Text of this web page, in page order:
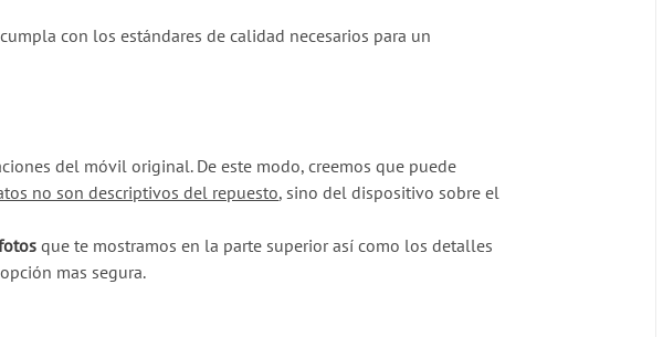
con los estándares de calidad necesarios para un
del móvil original. De este modo, creemos que puede
no son descriptivos del repuesto, sino del dispositivo sobre el
que te mostramos en la parte superior así como los detalles
mas segura.